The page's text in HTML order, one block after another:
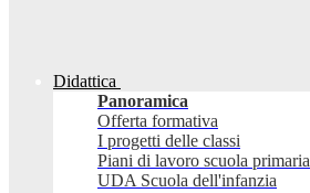
Didattica
Panoramica
Offerta formativa
I progetti delle classi
Piani di lavoro scuola primaria
UDA Scuola dell'infanzia